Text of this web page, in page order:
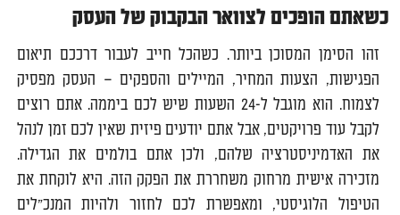
כשאתם הופכים לצוואר הבקבוק של העסק
זהו הסימן המסוכן ביותר. כשהכל חייב לעבור דרככם תיאום
הפגישות, הצעות המחיר, המיילים והספקים – העסק מפסיק
לצמוח. הוא מוגבל ל-24 השעות שיש לכם ביממה. אתם רוצים
לקבל עוד פרויקטים, אבל אתם יודעים פיזית שאין לכם זמן לנהל
את האדמיניסטרציה שלהם, ולכן אתם בולמים את הגדילה.
מזכירה אישית מרחוק משחררת את הפקק הזה. היא לוקחת את
הטיפול הלוגיסטי, ומאפשרת לכם לחזור ולהיות המנכ"לים